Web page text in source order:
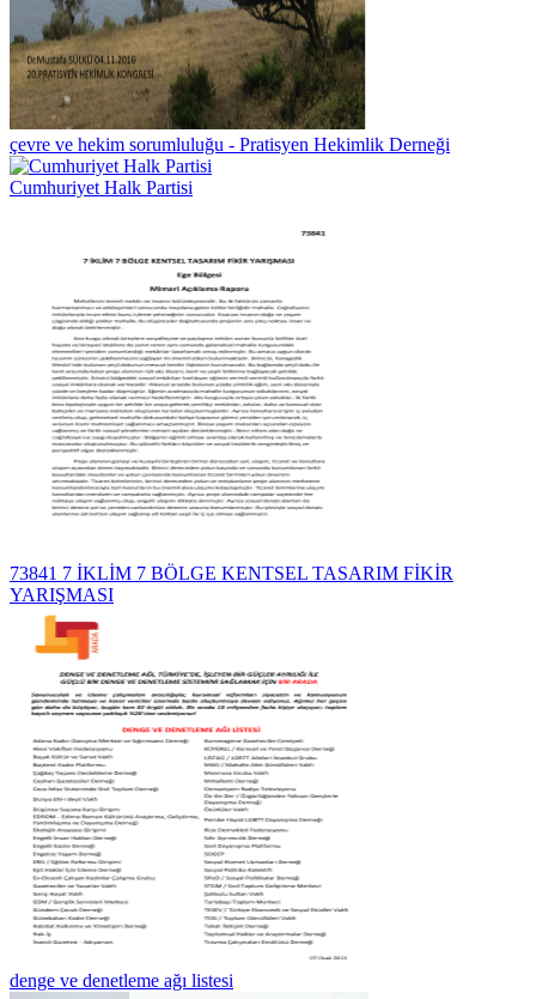
çevre ve hekim sorumluluğu - Pratisyen Hekimlik Derneği
Cumhuriyet Halk Partisi
73841 7 İKLİM 7 BÖLGE KENTSEL TASARIM FİKİR
YARIŞMASI
denge ve denetleme ağı listesi